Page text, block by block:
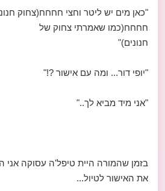
"כאן מים יש ליטר וחצי חחחח(צחוק
חחחח(כמו שאמרתי צחוק של
חנונים)"
"יופי דור... ומה עם אישור ?!"
"אני מיד מביא לך.."
בזמן שהמורה היית טיפל'ה עסוקה אני
את האישור לטיול...